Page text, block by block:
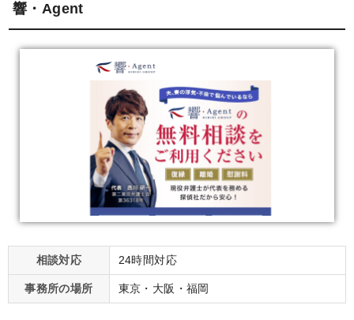
響・Agent
相談対応 24時間対応
事務所の場所 東京・大阪・福岡